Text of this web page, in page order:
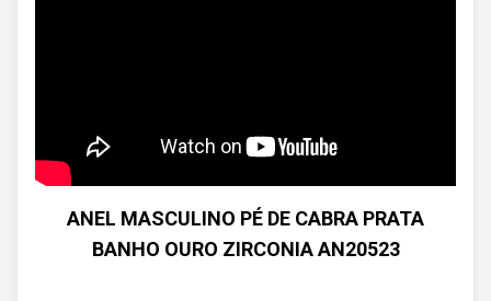
ANEL MASCULINO PÉ DE CABRA PRATA
BANHO OURO ZIRCONIA AN20523